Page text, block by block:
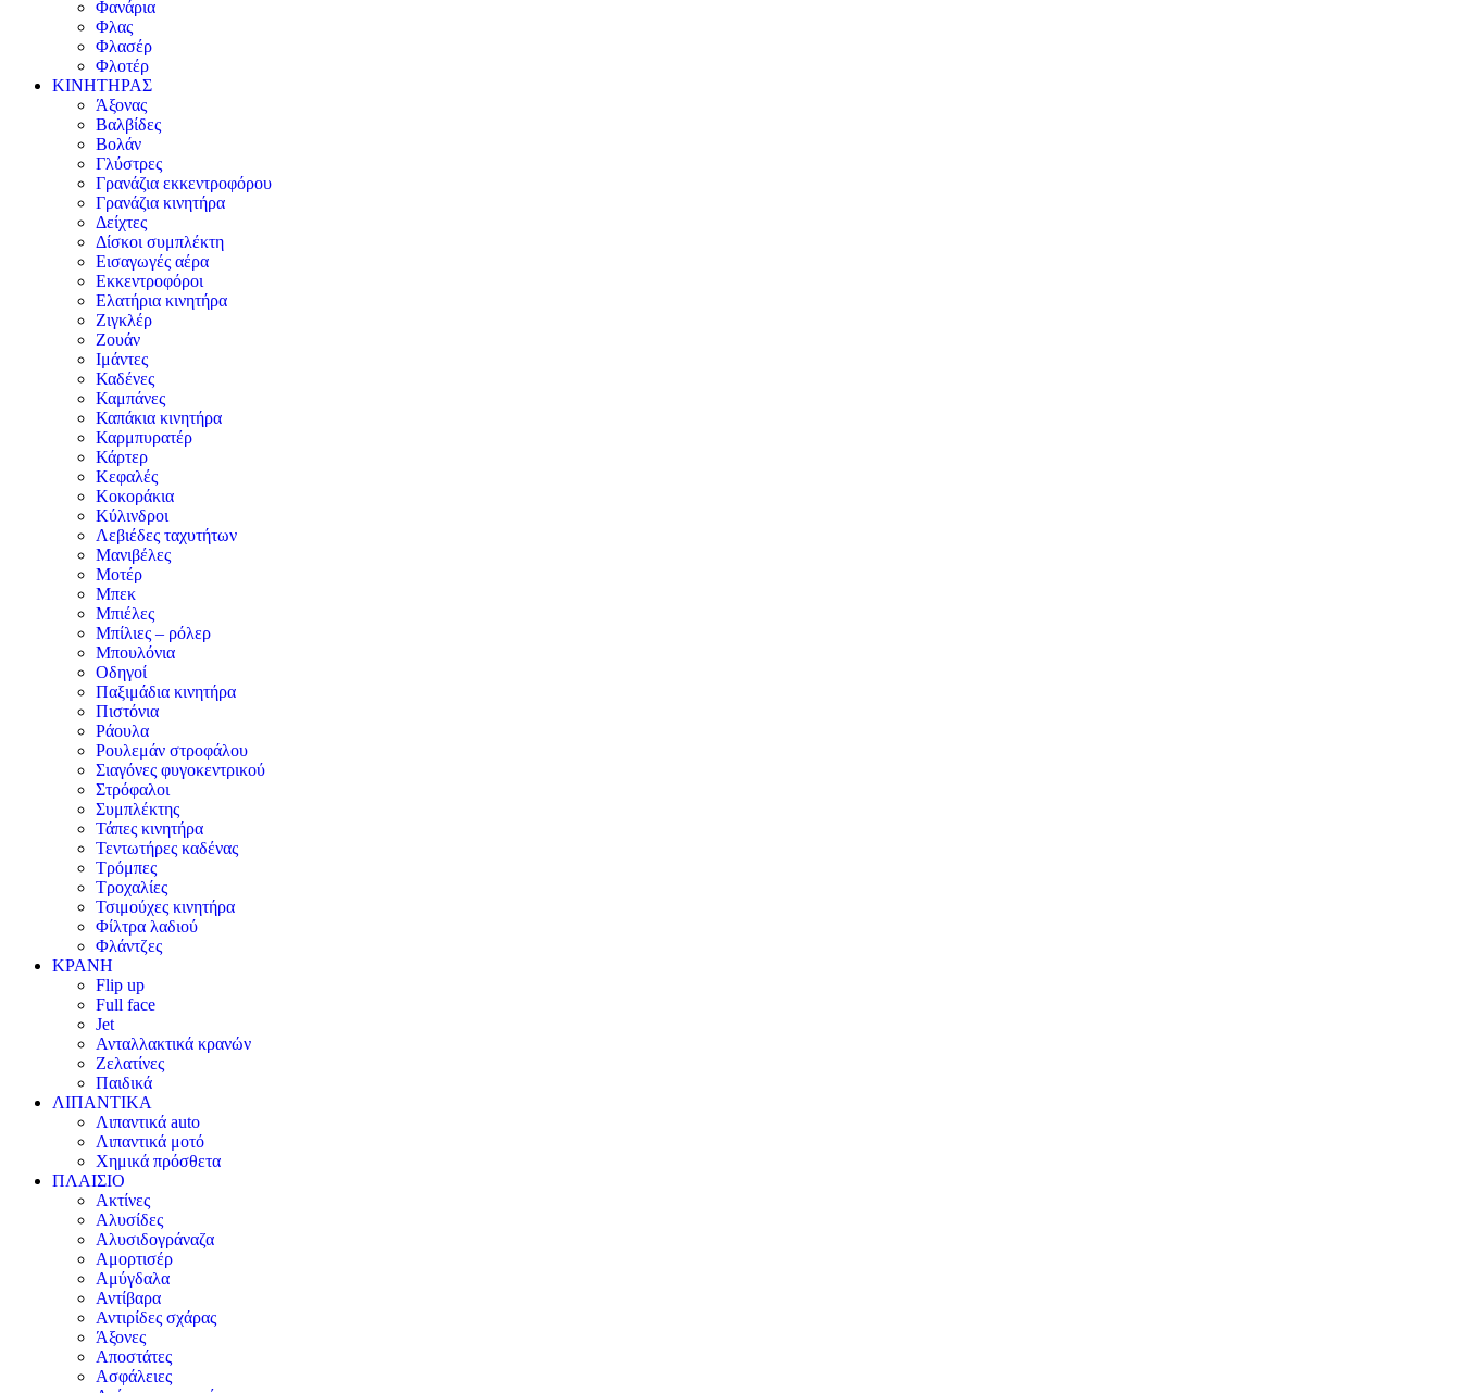
Φανάρια
Φλας
Φλασέρ
Φλοτέρ
ΚΙΝΗΤΗΡΑΣ
Άξονας
Βαλβίδες
Βολάν
Γλύστρες
Γρανάζια εκκεντροφόρου
Γρανάζια κινητήρα
Δείχτες
Δίσκοι συμπλέκτη
Εισαγωγές αέρα
Εκκεντροφόροι
Ελατήρια κινητήρα
Ζιγκλέρ
Ζουάν
Ιμάντες
Καδένες
Καμπάνες
Καπάκια κινητήρα
Καρμπυρατέρ
Κάρτερ
Κεφαλές
Κοκοράκια
Κύλινδροι
Λεβιέδες ταχυτήτων
Μανιβέλες
Μοτέρ
Μπεκ
Μπιέλες
Μπίλιες – ρόλερ
Μπουλόνια
Οδηγοί
Παξιμάδια κινητήρα
Πιστόνια
Ράουλα
Ρουλεμάν στροφάλου
Σιαγόνες φυγοκεντρικού
Στρόφαλοι
Συμπλέκτης
Τάπες κινητήρα
Τεντωτήρες καδένας
Τρόμπες
Τροχαλίες
Τσιμούχες κινητήρα
Φίλτρα λαδιού
Φλάντζες
ΚΡΑΝΗ
Flip up
Full face
Jet
Ανταλλακτικά κρανών
Ζελατίνες
Παιδικά
ΛΙΠΑΝΤΙΚΑ
Λιπαντικά auto
Λιπαντικά μοτό
Χημικά πρόσθετα
ΠΛΑΙΣΙΟ
Ακτίνες
Αλυσίδες
Αλυσιδογράναζα
Αμορτισέρ
Αμύγδαλα
Αντίβαρα
Αντιρίδες σχάρας
Άξονες
Αποστάτες
Ασφάλειες